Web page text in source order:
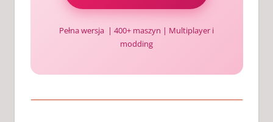
Pełna wersja | 400+ maszyn | Multiplayer i
modding